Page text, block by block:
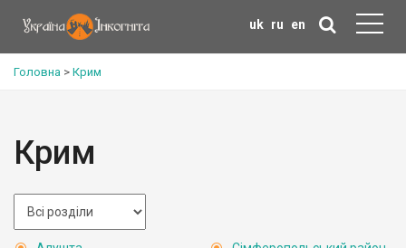
uk ru en
Головна > Крим
Крим